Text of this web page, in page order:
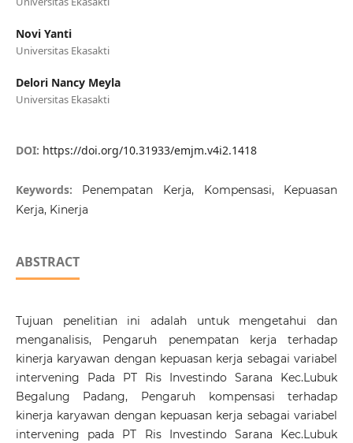
Novi Yanti
Universitas Ekasakti
Delori Nancy Meyla
Universitas Ekasakti
DOI: https://doi.org/10.31933/emjm.v4i2.1418
Keywords: Penempatan Kerja, Kompensasi, Kepuasan
Kerja, Kinerja
ABSTRACT
Tujuan penelitian ini adalah untuk mengetahui dan
menganalisis, Pengaruh penempatan kerja terhadap
kinerja karyawan dengan kepuasan kerja sebagai variabel
intervening Pada PT Ris Investindo Sarana Kec.Lubuk
Begalung Padang, Pengaruh kompensasi terhadap
kinerja karyawan dengan kepuasan kerja sebagai variabel
intervening pada PT Ris Investindo Sarana Kec.Lubuk